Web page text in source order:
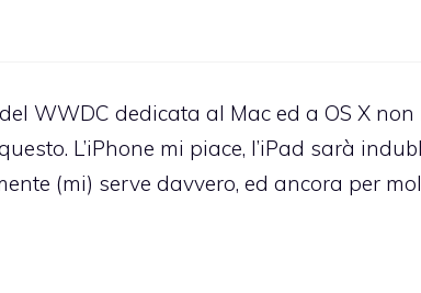
WWDC dedicata al Mac ed a OS X non
L’iPhone mi piace, l’iPad sarà
(mi) serve davvero, ed ancora per